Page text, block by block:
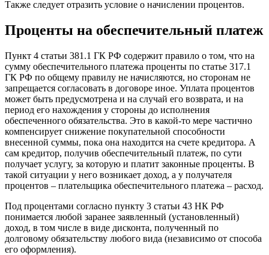
Также следует отразить условие о начислении процентов.
Проценты на обеспечительный платеж
Пункт 4 статьи 381.1 ГК РФ содержит правило о том, что на
сумму обеспечительного платежа проценты по статье 317.1
ГК РФ по общему правилу не начисляются, но сторонам не
запрещается согласовать в договоре иное. Уплата процентов
может быть предусмотрена и на случай его возврата, и на
период его нахождения у стороны до исполнения
обеспеченного обязательства. Это в какой-то мере частично
компенсирует снижение покупательной способности
внесенной суммы, пока она находится на счете кредитора. А
сам кредитор, получив обеспечительный платеж, по сути
получает услугу, за которую и платит законные проценты. В
такой ситуации у него возникает доход, а у получателя
процентов – плательщика обеспечительного платежа – расход.
Под процентами согласно пункту 3 статьи 43 НК РФ
понимается любой заранее заявленный (установленный)
доход, в том числе в виде дисконта, полученный по
долговому обязательству любого вида (независимо от способа
его оформления).